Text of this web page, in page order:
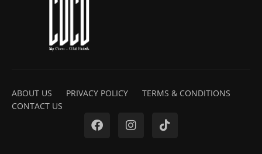
ABOUT US PRIVACY POLICY
TERMS & CONDITIONS
CONTACT US